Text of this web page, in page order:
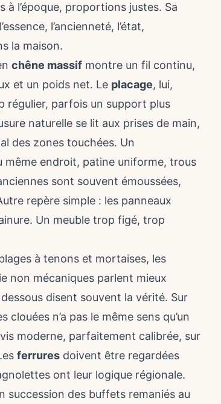
à l’époque, proportions justes. Sa
l’ancienneté, l’état,
la maison.
chêne massif montre un fil continu,
et un poids net. Le placage, lui,
régulier, parfois un support plus
naturelle se lit aux prises de main,
des zones touchées. Un
même endroit, patine uniforme, trous
sont souvent émoussées,
repère simple : les panneaux
Un meuble trop figé, trop
à tenons et mortaises, les
non mécaniques parlent mieux
disent souvent la vérité. Sur
n’a pas le même sens qu’un
moderne, parfaitement calibrée, sur
ferrures doivent être regardées
ont leur logique régionale.
succession des buffets remaniés au